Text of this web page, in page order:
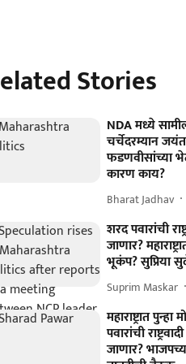
Stories
NDA मध्ये
चर्चेदरम्यान
फडणवीसांच्या
कारण काय?
Bharat Jadhav
शरद पवारांची
जाणार?
भूकंप? सुप्रिया
Suprim Maskar
महाराष्ट्रात
पवारांची
जाणार?